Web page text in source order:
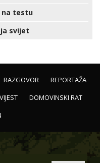
na testu
svijet
RAZGOVOR
REPORTAŽA
DOMOVINSKI RAT